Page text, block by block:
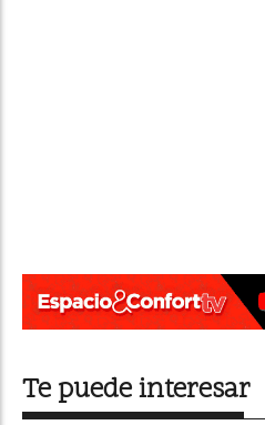
Te puede interesar